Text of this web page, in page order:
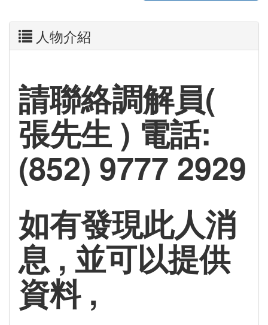
人物介紹
請聯絡調解員(
張先生 ) 電話:
(852) 9777 2929
如有發現此人消
息 , 並可以提供
資料 ,